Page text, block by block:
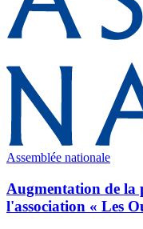
Assemblée nationale
Augmentation de la
l'association « Les